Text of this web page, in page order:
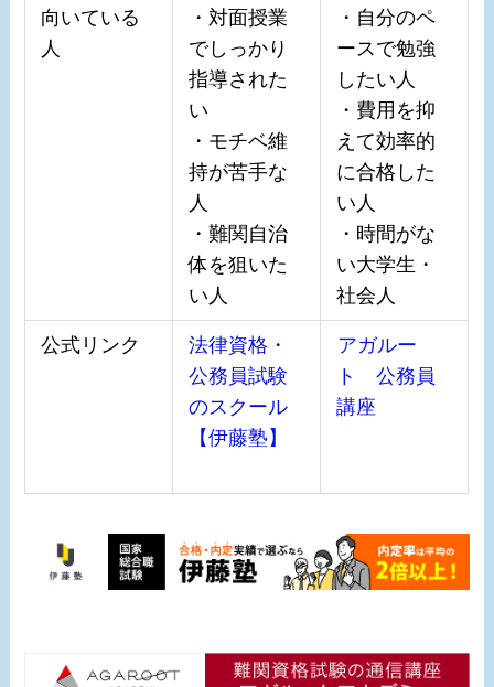
向いている
人
・対面授業
でしっかり
指導された
い
・モチベ維
持が苦手な
人
・難関自治
体を狙いた
い人
・自分のペ
ースで勉強
したい人
・費用を抑
えて効率的
に合格した
い人
・時間がな
い大学生・
社会人
公式リンク
法律資格・
公務員試験
のスクール
【伊藤塾】
アガルー
ト 公務員
講座